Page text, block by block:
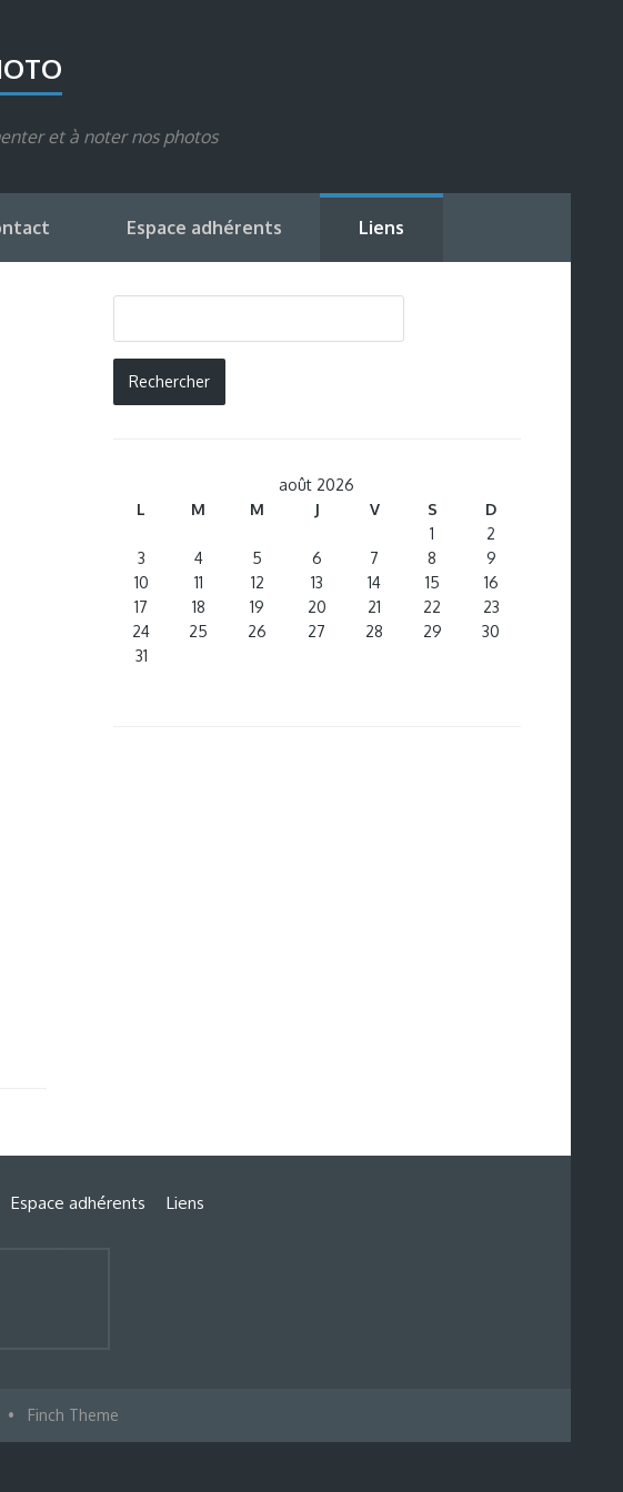
et à noter nos photos
Espace adhérents Liens
août 2026
L
M M J V S
D
1
2
3
4 5 6 7 8
9
10
11 12 13 14 15
16
17
18 19 20 21 22
23
24
25 26 27 28 29
30
31
Espace adhérents Liens
• Finch Theme